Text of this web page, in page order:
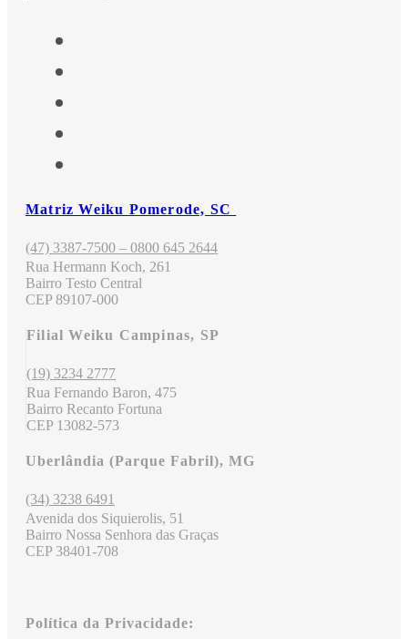
Matriz Weiku Pomerode, SC
(47) 3387-7500 – 0800 645 2644
Rua Hermann Koch, 261
Bairro Testo Central
CEP 89107-000
Filial Weiku Campinas, SP
(19) 3234 2777
Rua Fernando Baron, 475
Bairro Recanto Fortuna
CEP 13082-573
Uberlândia (Parque Fabril), MG
(34) 3238 6491
Avenida dos Siquierolis, 51
Bairro Nossa Senhora das Graças
CEP 38401-708
Política da Privacidade: